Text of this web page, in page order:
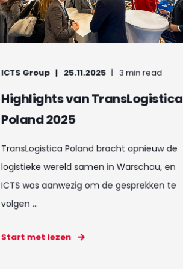
ICTS Group 25.11.2025 3 min read
Highlights van TransLogistica
Poland 2025
TransLogistica Poland bracht opnieuw de
logistieke wereld samen in Warschau, en
ICTS was aanwezig om de gesprekken te
volgen ...
Start met lezen